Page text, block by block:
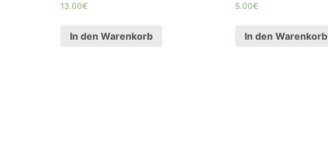
13.00€
In den Warenkorb
5.00€
In den Warenkorb